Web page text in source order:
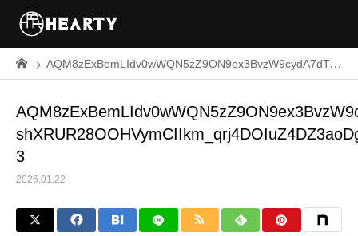
AQM8zExBemLIdv0wWQN5zZ9ON9ex3BvzW9cydA7dT-shXRUR28OOHVymCIIkm_qrj4DOIuZ4DZ3aoDgd0UKyR0XU8G6vwW_UXGJ5DGA-3
3
2026.01.22